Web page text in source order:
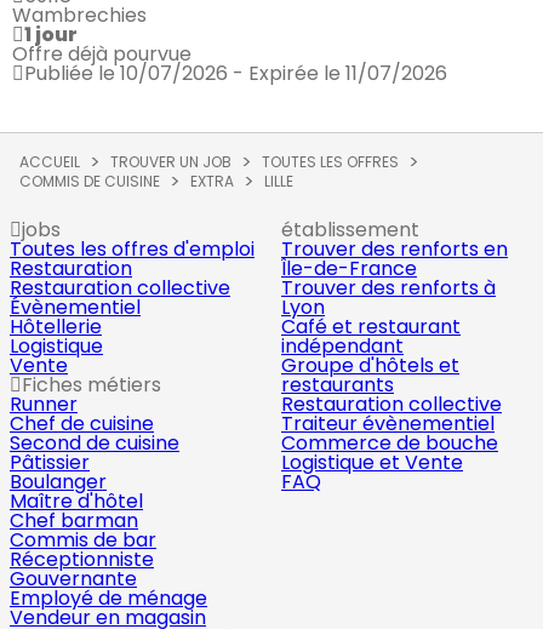
Wambrechies
1 jour
Offre déjà pourvue
Publiée le 10/07/2026 - Expirée le 11/07/2026
ACCUEIL TROUVER UN JOB
TOUTES LES OFFRES
COMMIS DE CUISINE
EXTRA LILLE
jobs
Toutes les offres d'emploi
Restauration
Restauration collective
Évènementiel
Hôtellerie
Logistique
Vente
Fiches métiers
Runner
Chef de cuisine
Second de cuisine
Pâtissier
Boulanger
Maître d'hôtel
Chef barman
Commis de bar
Réceptionniste
Gouvernante
Employé de ménage
Vendeur en magasin
établissement
Trouver des renforts en
Île-de-France
Trouver des renforts à
Lyon
Café et restaurant
indépendant
Groupe d'hôtels et
restaurants
Restauration collective
Traiteur évènementiel
Commerce de bouche
Logistique et Vente
FAQ